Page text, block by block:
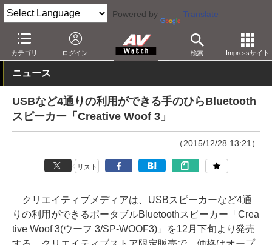
Powered by Translate
カテゴリ ログイン 検索 Impressサイト
AV Watch 製品 Bluetoothスピーカー
ニュース
USBなど4通りの利用ができる手のひらBluetooth
スピーカー「Creative Woof 3」
（2015/12/28 13:21）
リスト
クリエイティブメディアは、USBスピーカーなど4通
りの利用ができるポータブルBluetoothスピーカー「Crea
tive Woof 3(ウーフ 3/SP-WOOF3)」を12月下旬より発売